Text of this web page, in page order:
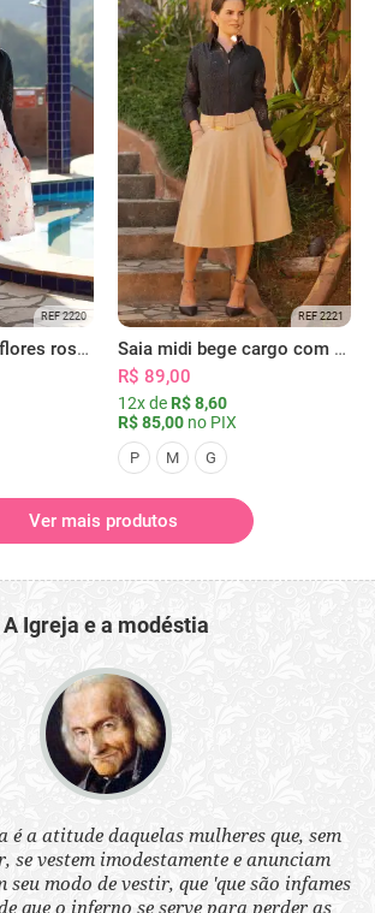
REF 2220
Saia midi branca flores rosas com bolsos
REF 2221
Saia midi bege cargo com bolsos
R$ 89,00
12x de R$ 8,60
R$ 85,00 no PIX
P M G
Ver mais produtos
A Igreja e a modéstia
é a atitude daquelas mulheres que, sem
se vestem imodestamente e anunciam
seu modo de vestir, que 'que são infames
que o inferno se serve para perder as